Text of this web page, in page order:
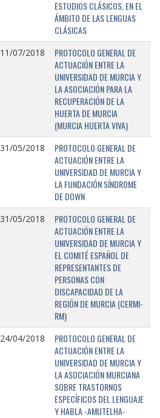
ESTUDIOS CLÁSICOS, EN EL
ÁMBITO DE LAS LENGUAS
CLÁSICAS
11/07/2018
PROTOCOLO GENERAL DE
ACTUACIÓN ENTRE LA
UNIVERSIDAD DE MURCIA Y
LA ASOCIACIÓN PARA LA
RECUPERACIÓN DE LA
HUERTA DE MURCIA
(MURCIA HUERTA VIVA)
31/05/2018
PROTOCOLO GENERAL DE
ACTUACIÓN ENTRE LA
UNIVERSIDAD DE MURCIA Y
LA FUNDACIÓN SÍNDROME
DE DOWN
31/05/2018
PROTOCOLO GENERAL DE
ACTUACIÓN ENTRE LA
UNIVERSIDAD DE MURCIA Y
EL COMITÉ ESPAÑOL DE
REPRESENTANTES DE
PERSONAS CON
DISCAPACIDAD DE LA
REGIÓN DE MURCIA (CERMI-
RM)
24/04/2018
PROTOCOLO GENERAL DE
ACTUACIÓN ENTRE LA
UNIVERSIDAD DE MURCIA Y
LA ASOCIACIÓN MURCIANA
SOBRE TRASTORNOS
ESPECÍFICOS DEL LENGUAJE
Y HABLA -AMUTELHA-